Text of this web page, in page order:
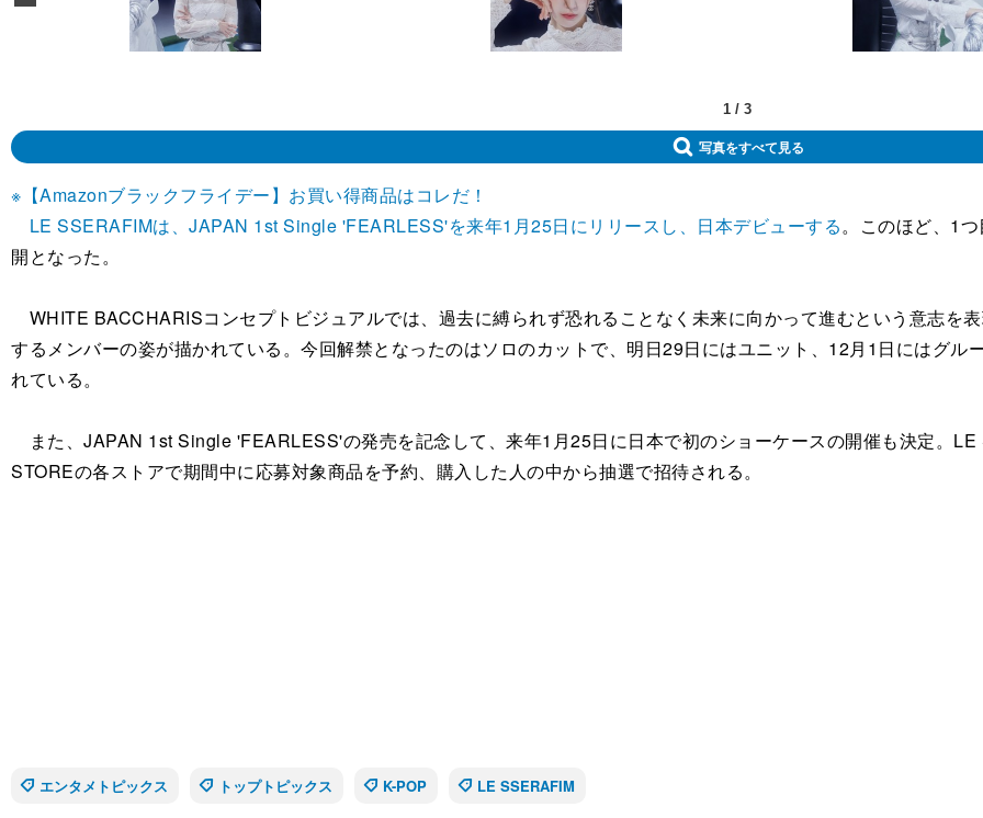
1 / 3
写真をすべて見る
※【Amazonブラックフライデー】お買い得商品はコレだ！
LE SSERAFIMは、JAPAN 1st Single 'FEARLESS'を来年1月25日にリリースし、日本デビューする。このほど、1
開となった。
WHITE BACCHARISコンセプトビジュアルでは、過去に縛られず恐れることなく未来に向かって進むという意志を
するメンバーの姿が描かれている。今回解禁となったのはソロのカットで、明日29日にはユニット、12月1日にはグ
れている。
また、JAPAN 1st Single 'FEARLESS'の発売を記念して、来年1月25日に日本で初のショーケースの開催も決定。
STOREの各ストアで期間中に応募対象商品を予約、購入した人の中から抽選で招待される。
エンタメトピックス トップトピックス K-POP LE SSERAFIM